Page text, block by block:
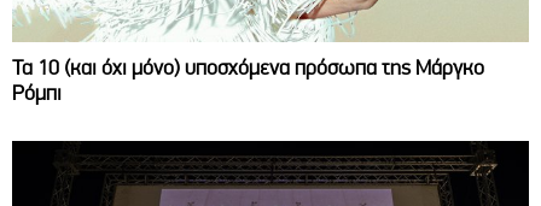
Τα 10 (και όχι μόνο) υποσχόμενα πρόσωπα της Μάργκο
Ρόμπι